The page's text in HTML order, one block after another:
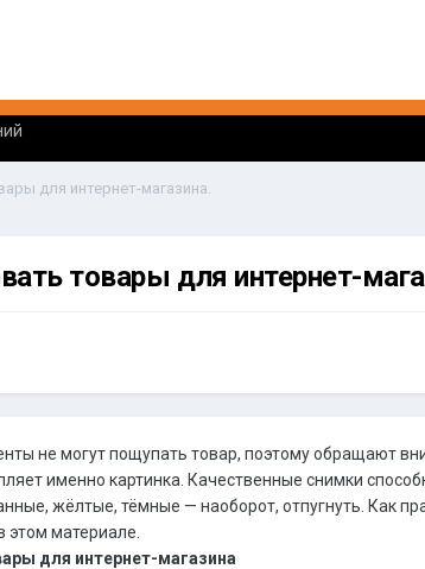
для интернет-магазина.
товары для интернет-
не могут пощупать товар, поэтому обращают
именно картинка. Качественные снимки
жёлтые, тёмные — наоборот, отпугнуть. Как
этом материале.
для интернет-магазина